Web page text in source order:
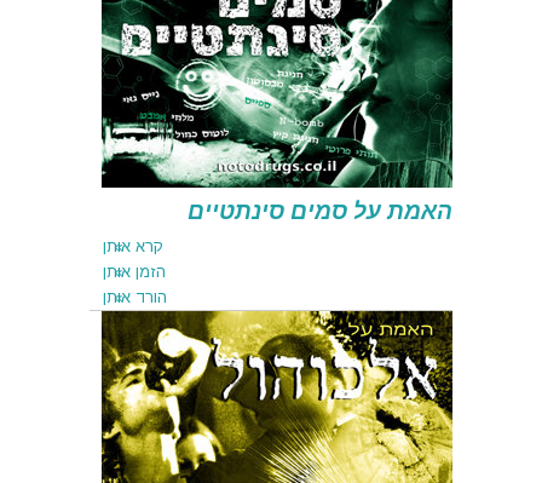
הזמן אותן
הורד אותן
האמת על סמים סינתטיים
קרא אותן
הזמן אותן
הורד אותן
קרא אותן
הזמן אותן
הורד אותן